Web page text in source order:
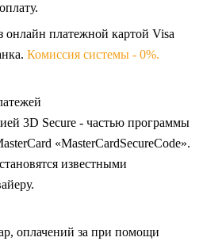
онлайн платежной картой Visa
Комиссия системы - 0%.
3D Secure - частью программы
«MasterCardSecureCode».
известными
оплачений за при помощи